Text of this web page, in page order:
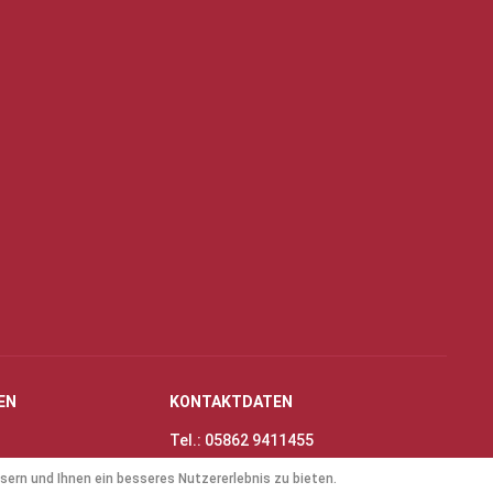
KONTAKTDATEN
Tel.: 05862 9411455
und Ihnen ein besseres Nutzererlebnis zu bieten.